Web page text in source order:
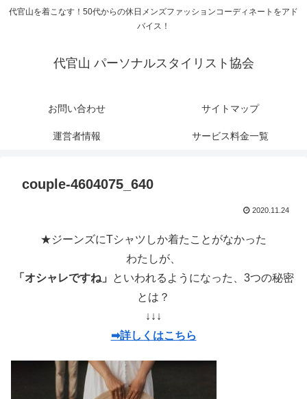
代官山を着こなす！50代からの休日メンズファッションコーディネートをアド
バイス！
代官山 パーソナルスタイリスト協会
お問い合わせ サイトマップ
運営者情報 サービス料金一覧
couple-4604075_640
2020.11.24
★ジーンズにTシャツしか着たことがなかった
わたしが、
「オシャレですね」
といわれるようになった、3つの秘密
とは？
↓↓↓
➡詳しくはこちら